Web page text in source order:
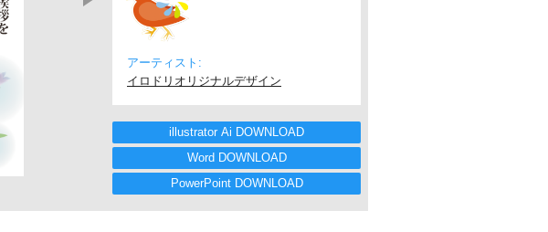
アーティスト:
イロドリオリジナルデザイン
illustrator Ai DOWNLOAD
Word DOWNLOAD
PowerPoint DOWNLOAD